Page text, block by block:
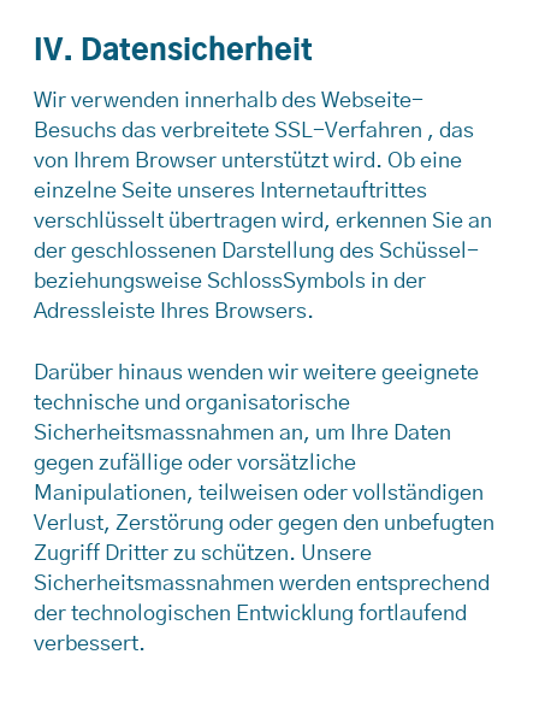
IV. Datensicherheit
Wir verwenden innerhalb des Webseite-
Besuchs das verbreitete SSL-Verfahren , das
von Ihrem Browser unterstützt wird. Ob eine
einzelne Seite unseres Internetauftrittes
verschlüsselt übertragen wird, erkennen Sie an
der geschlossenen Darstellung des Schüssel-
beziehungsweise SchlossSymbols in der
Adressleiste Ihres Browsers.
Darüber hinaus wenden wir weitere geeignete
technische und organisatorische
Sicherheitsmassnahmen an, um Ihre Daten
gegen zufällige oder vorsätzliche
Manipulationen, teilweisen oder vollständigen
Verlust, Zerstörung oder gegen den unbefugten
Zugriff Dritter zu schützen. Unsere
Sicherheitsmassnahmen werden entsprechend
der technologischen Entwicklung fortlaufend
verbessert.